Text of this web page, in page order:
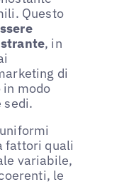
Questo
, in
di
in modo
sedi.
fattori quali
variabile,
le